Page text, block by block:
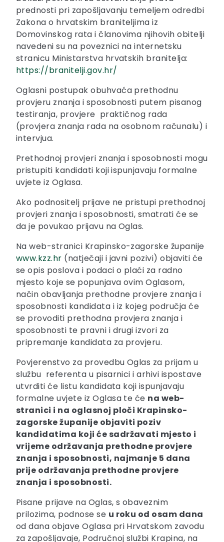
prednosti pri zapošljavanju temeljem odredbi
Zakona o hrvatskim braniteljima iz
Domovinskog rata i članovima njihovih obitelji
navedeni su na poveznici na internetsku
stranicu Ministarstva hrvatskih branitelja:
https://branitelji.gov.hr/
Oglasni postupak obuhvaća prethodnu
provjeru znanja i sposobnosti putem pisanog
testiranja, provjere praktičnog rada
(provjera znanja rada na osobnom računalu) i
intervjua.
Prethodnoj provjeri znanja i sposobnosti mogu
pristupiti kandidati koji ispunjavaju formalne
uvjete iz Oglasa.
Ako podnositelj prijave ne pristupi prethodnoj
provjeri znanja i sposobnosti, smatrati će se
da je povukao prijavu na Oglas.
Na web-stranici Krapinsko-zagorske županije
www.kzz.hr (natječaji i javni pozivi) objaviti će
se opis poslova i podaci o plaći za radno
mjesto koje se popunjava ovim Oglasom,
način obavljanja prethodne provjere znanja i
sposobnosti kandidata i iz kojeg područja će
se provoditi prethodna provjera znanja i
sposobnosti te pravni i drugi izvori za
pripremanje kandidata za provjeru.
Povjerenstvo za provedbu Oglas za prijam u
službu referenta u pisarnici i arhivi ispostave
utvrditi će listu kandidata koji ispunjavaju
formalne uvjete iz Oglasa te će na web-
stranici i na oglasnoj ploči Krapinsko-
zagorske županije objaviti poziv
kandidatima koji će sadržavati mjesto i
vrijeme održavanja prethodne provjere
znanja i sposobnosti, najmanje 5 dana
prije održavanja prethodne provjere
znanja i sposobnosti.
Pisane prijave na Oglas, s obaveznim
prilozima, podnose se u roku od osam dana
od dana objave Oglasa pri Hrvatskom zavodu
za zapošljavaje, Područnoj službi Krapina, na